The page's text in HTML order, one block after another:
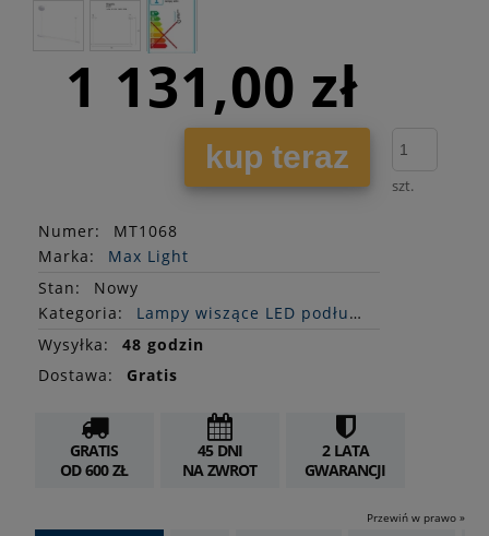
1 131,00 zł
kup teraz
szt.
Numer:
MT1068
Marka:
Max Light
Stan:
Nowy
Kategoria:
Lampy wiszące LED podłużne
Wysyłka:
48 godzin
Dostawa:
Gratis
GRATIS
OD 600 ZŁ
45 DNI
NA ZWROT
2 LATA
GWARANCJI
Przewiń w prawo »